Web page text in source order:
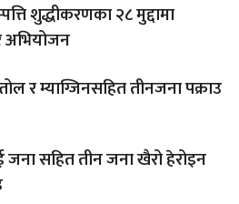
शुद्धीकरणका २८ मुद्दामा
अभियोजन
र म्याग्जिनसहित तीनजना पक्राउ
जना सहित तीन जना खैरो हेरोइन